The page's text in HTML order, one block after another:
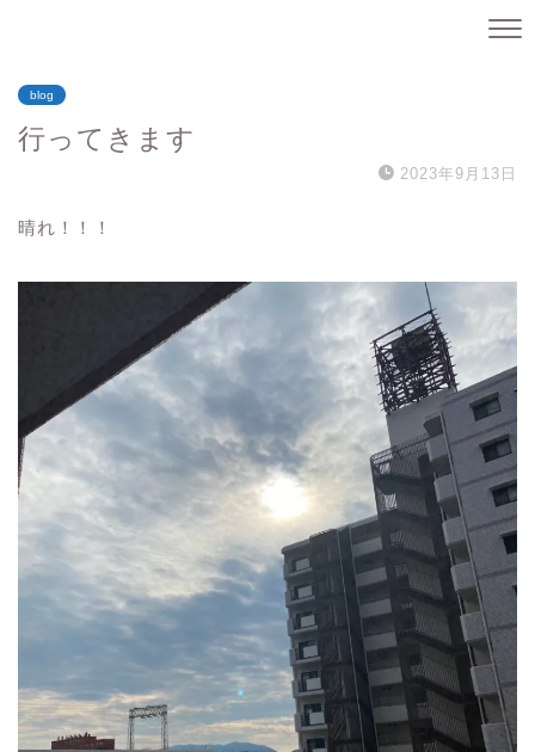
blog
行ってきます
2023年9月13日
晴れ！！！